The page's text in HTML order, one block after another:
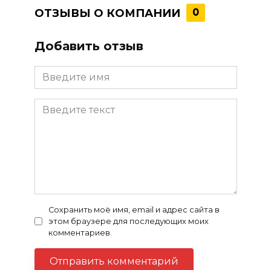
ОТЗЫВЫ О КОМПАНИИ 0
Добавить отзыв
Сохранить моё имя, email и адрес сайта в
этом браузере для последующих моих
комментариев.